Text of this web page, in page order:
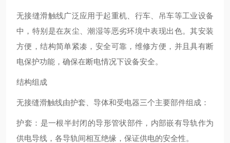
无接缝滑触线广泛应用于起重机、行车、吊车等工业设备
中，特别是在灰尘、潮湿等恶劣环境中表现出色。其安装
方便，结构简单紧凑，安全可靠，维修方便，并且具有断
电保护功能，确保在断电情况下设备安全‌。
结构组成
无接缝滑触线由护套、导体和受电器三个主要部件组成：
‌护套‌：是一根半封闭的导形管状部件，内部嵌有导轨作为
供电导线，各导轨间相互绝缘，保证供电的安全性。